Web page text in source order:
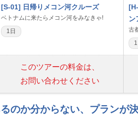
[S-01] 日帰りメコン河クルーズ
ベトナムに来たらメコン河をみなきゃ!
1日
このツアーの料金は、
お問い合わせください
ン
古
のか分からない、 プランが